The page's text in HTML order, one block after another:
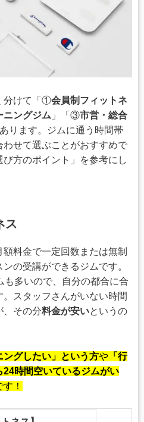
分けて「①会員制フィットネ
ニングジム 」「③市営・総合
ります。ジムに通う時間帯
せて選ぶことがおすすめで
方のポイント」を参考にし
ス
料金で一定回数または無制
の受講ができるジムです。
も多いので、自分の都合に合
スタッフさんがいない時間
、その分料金が安いというの
ングしたい」という方や 「行
時間空いているジムがい
！